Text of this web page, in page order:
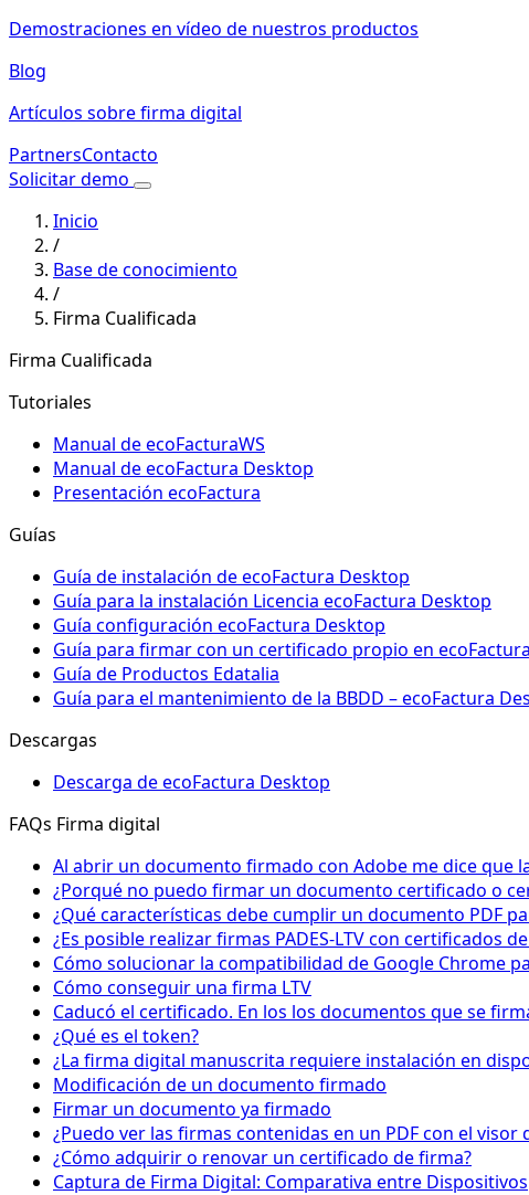
Demostraciones en vídeo de nuestros productos
Blog
Artículos sobre firma digital
PartnersContacto
Solicitar demo
Inicio
/
Base de conocimiento
/
Firma Cualificada
Firma Cualificada
Tutoriales
Manual de ecoFacturaWS
Manual de ecoFactura Desktop
Presentación ecoFactura
Guías
Guía de instalación de ecoFactura Desktop
Guía para la instalación Licencia ecoFactura Desktop
Guía configuración ecoFactura Desktop
Guía para firmar con un certificado propio en
Guía de Productos Edatalia
Guía para el mantenimiento de la BBDD – ecoFactura
Descargas
Descarga de ecoFactura Desktop
FAQs Firma digital
Al abrir un documento firmado con Adobe me dice que
¿Porqué no puedo firmar un documento certificado o
¿Qué características debe cumplir un documento PDF
¿Es posible realizar firmas PADES-LTV con certificados
Cómo solucionar la compatibilidad de Google Chrome
Cómo conseguir una firma LTV
Caducó el certificado. En los los documentos que se
¿Qué es el token?
¿La firma digital manuscrita requiere instalación en
Modificación de un documento firmado
Firmar un documento ya firmado
¿Puedo ver las firmas contenidas en un PDF con el visor
¿Cómo adquirir o renovar un certificado de firma?
Captura de Firma Digital: Comparativa entre Dispositivos